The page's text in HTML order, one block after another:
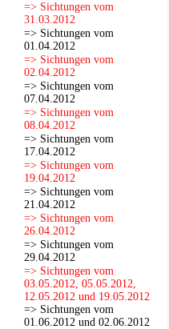
=> Sichtungen vom
31.03.2012
=> Sichtungen vom
01.04.2012
=> Sichtungen vom
02.04.2012
=> Sichtungen vom
07.04.2012
=> Sichtungen vom
08.04.2012
=> Sichtungen vom
17.04.2012
=> Sichtungen vom
19.04.2012
=> Sichtungen vom
21.04.2012
=> Sichtungen vom
26.04.2012
=> Sichtungen vom
29.04.2012
=> Sichtungen vom
03.05.2012, 05.05.2012,
12.05.2012 und 19.05.2012
=> Sichtungen vom
01.06.2012 und 02.06.2012